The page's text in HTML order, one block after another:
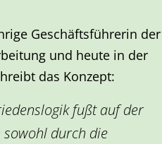
Geschäftsführerin der
und heute in der
das Konzept:
fußt auf der
sowohl durch die